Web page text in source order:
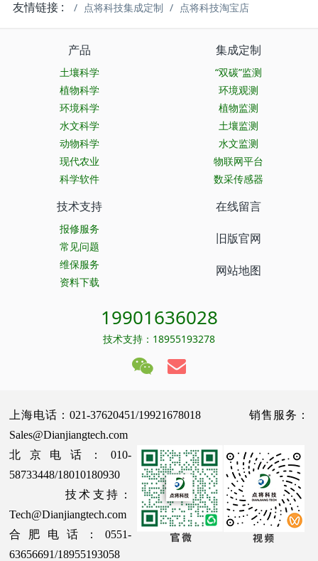
友情链接 : 点将科技集成定制 点将科技淘宝店
产品
土壤科学
植物科学
环境科学
水文科学
动物科学
现代农业
科学软件
集成定制
“双碳”监测
环境观测
植物监测
土壤监测
水文监测
物联网平台
数采传感器
技术支持
报修服务
常见问题
维保服务
资料下载
在线留言
旧版官网
网站地图
19901636028
技术支持：18955193278
上海电话：021-37620451/19921678018 销售服务：
Sales@Dianjiangtech.com
北京电话：010-
58733448/18010180930
技术支持：
Tech@Dianjiangtech.com
合肥电话：0551-
63656691/18955193058